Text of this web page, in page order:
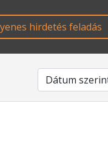
hirdetés feladás